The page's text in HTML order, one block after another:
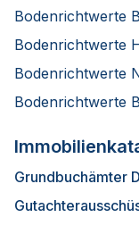
Bodenrichtwerte
Bodenrichtwerte
Bodenrichtwerte
Bodenrichtwerte
Grundbuchämter